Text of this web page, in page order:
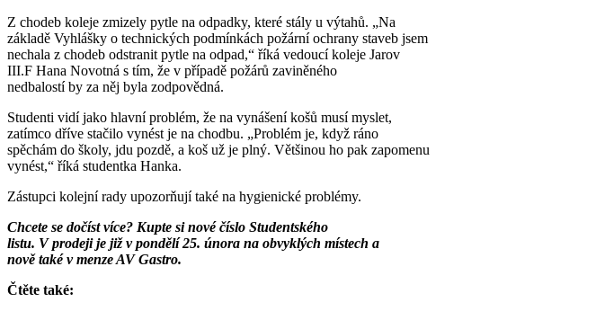
Z chodeb koleje zmizely pytle na odpadky, které stály u výtahů. „Na
základě Vyhlášky o technických podmínkách požární ochrany staveb jsem
nechala z chodeb odstranit pytle na odpad,“ říká vedoucí koleje Jarov
III.F Hana Novotná s tím, že v případě požárů zaviněného
nedbalostí by za něj byla zodpovědná.
Studenti vidí jako hlavní problém, že na vynášení košů musí myslet,
zatímco dříve stačilo vynést je na chodbu. „Problém je, když ráno
spěchám do školy, jdu pozdě, a koš už je plný. Většinou ho pak zapomenu
vynést,“ říká studentka Hanka.
Zástupci kolejní rady upozorňují také na hygienické problémy.
Chcete se dočíst více? Kupte si nové číslo Studentského
listu. V prodeji je již v pondělí 25. února na obvyklých místech a
nově také v menze AV Gastro.
Čtěte také: